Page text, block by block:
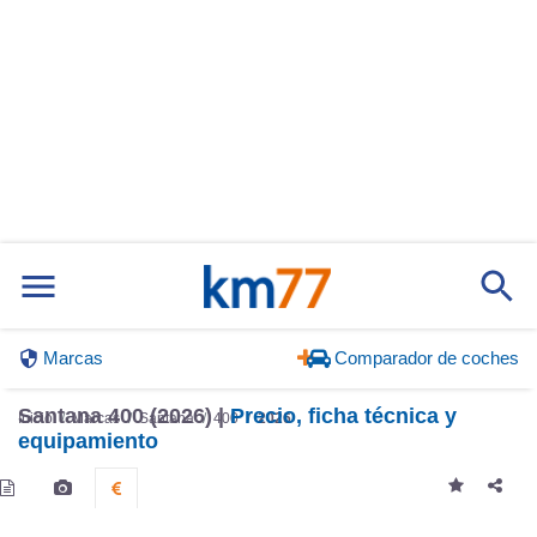
Marcas Comparador de coches
Inicio Marcas Santana 400 2026
Santana 400 (2026) |Precio, ficha técnica y
equipamiento